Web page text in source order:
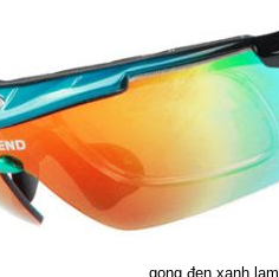
gọng đen xanh lam